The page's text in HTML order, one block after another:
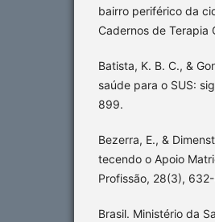
bairro periférico da
Cadernos de Terapia
Batista, K. B. C., &
saúde para o SUS:
899.
Bezerra, E., &
tecendo o Apoio
Profissão, 28(3),
Brasil. Ministério da